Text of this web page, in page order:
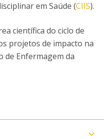
em Saúde (CIIS).
científica do ciclo de
projetos de impacto na
de Enfermagem da